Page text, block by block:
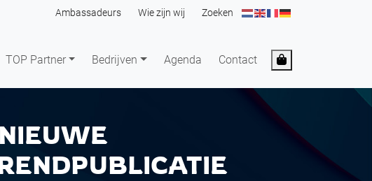
Ambassadeurs Wie zijn wij Zoeken
TOP Partner Bedrijven Agenda Contact Cart